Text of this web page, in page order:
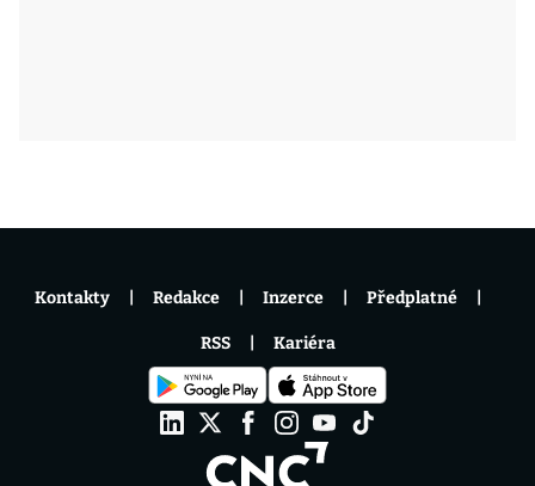
Kontakty Redakce Inzerce Předplatné
RSS Kariéra